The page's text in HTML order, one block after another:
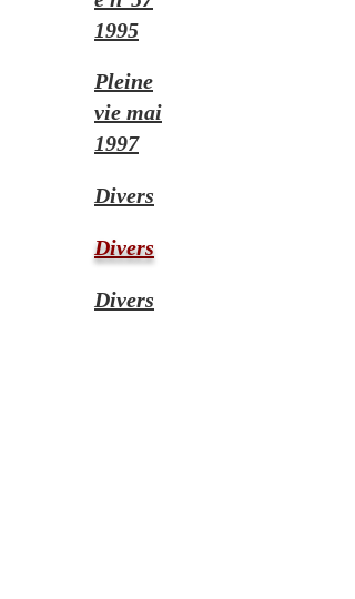
1995
Pleine
vie mai
1997
Divers
Divers
Divers